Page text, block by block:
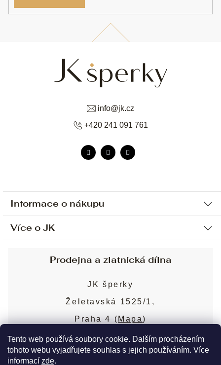
Tento web používá soubory cookie. Dalším procházením
tohoto webu vyjadřujete souhlas s jejich používáním. Více
informací zde.
Informace o nákupu
Ochrana osobních údajů
Sjednání osobní schůzky
Obchodní podmínky
Puncovní značky
Více o JK
Blog
Nejčastější dotazy
info@jk.cz
+420 241 091 761
Prodejna a zlatnická dílna
JK šperky
Želetavská 1525/1,
Praha 4 ( Mapa)
Více o prodejně